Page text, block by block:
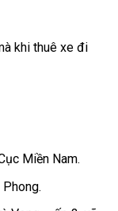
khi thuê xe đi
Miền Nam.